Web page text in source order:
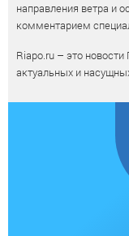
направления ветра и
комментарием
Riapo.ru – это
актуальных и